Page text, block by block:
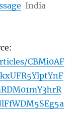
India
CBMi0AF